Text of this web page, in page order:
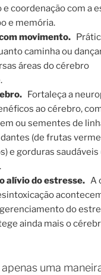
coordenação com a
e memória.
movimento.
caminha ou
áreas do cérebro
Fortaleça a
ao cérebro,
ou sementes de
(de frutas
e gorduras saudáveis
alívio do estresse. A
do
ainda mais o
uma